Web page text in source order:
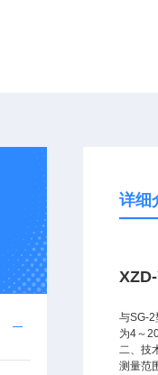
详细
与SG-2
为4～
二、技
测量范